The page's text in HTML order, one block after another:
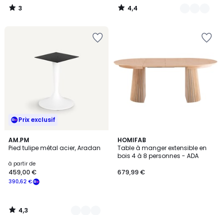
3
/
4,4
/
Prix exclusif
AM.PM
Pied tulipe métal acier, Aradan
à partir de
390,62 €
459,00 €
4,3
/ 5
3
Couleurs
4,3
HOMIFAB
Table à manger extensible en
bois 4 à 8 personnes - ADA
679,99 €